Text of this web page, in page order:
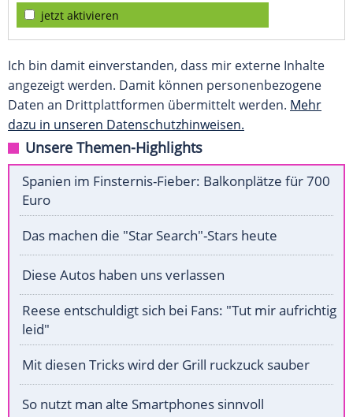
jetzt aktivieren
Ich bin damit einverstanden, dass mir externe Inhalte
angezeigt werden. Damit können personenbezogene
Daten an Drittplattformen übermittelt werden. Mehr
dazu in unseren Datenschutzhinweisen.
Unsere Themen-Highlights
Spanien im Finsternis-Fieber: Balkonplätze für 700
Euro
Das machen die "Star Search"-Stars heute
Diese Autos haben uns verlassen
Reese entschuldigt sich bei Fans: "Tut mir aufrichtig
leid"
Mit diesen Tricks wird der Grill ruckzuck sauber
So nutzt man alte Smartphones sinnvoll